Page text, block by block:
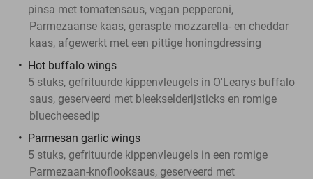
pinsa met tomatensaus, vegan pepperoni,
Parmezaanse kaas, geraspte mozzarella- en cheddar
kaas, afgewerkt met een pittige honingdressing
Hot buffalo wings
5 stuks, gefrituurde kippenvleugels in O'Learys buffalo
saus, geserveerd met bleekselderijsticks en romige
bluecheesedip
Parmesan garlic wings
5 stuks, gefrituurde kippenvleugels in een romige
Parmezaan-knoflooksaus, geserveerd met